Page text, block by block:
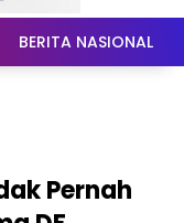
BERITA NASIONAL
Pernah